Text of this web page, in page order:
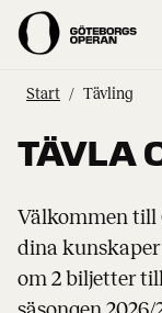
Start Tävling
TÄVLA
Välkommen till
dina
om 2 biljetter